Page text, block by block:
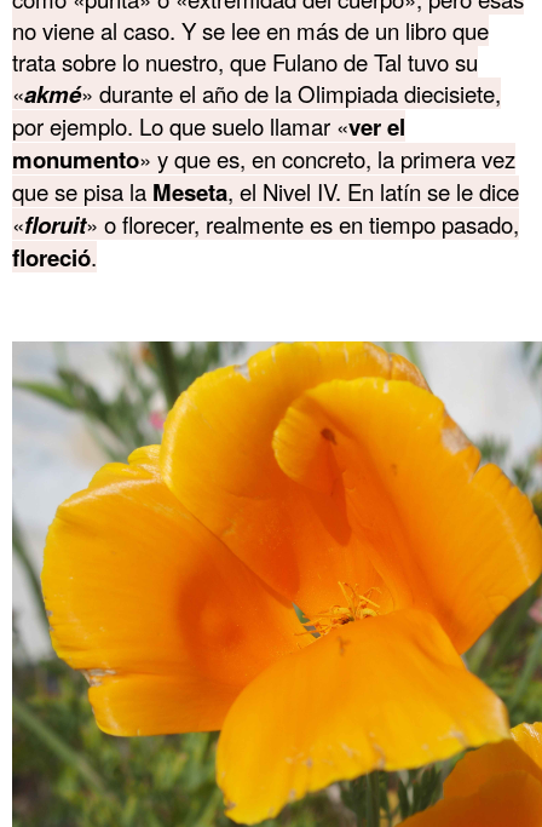
no viene al caso. Y se lee en más de un libro que
trata sobre lo nuestro, que Fulano de Tal tuvo su
«akmé» durante el año de la Olimpiada diecisiete,
por ejemplo. Lo que suelo llamar «ver el
monumento» y que es, en concreto, la primera vez
que se pisa la Meseta, el Nivel IV. En latín se le dice
«floruit» o florecer, realmente es en tiempo pasado,
floreció.